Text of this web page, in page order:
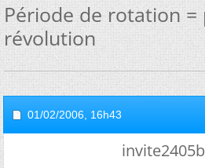
Période de rotation =
révolution
01/02/2006, 16h43